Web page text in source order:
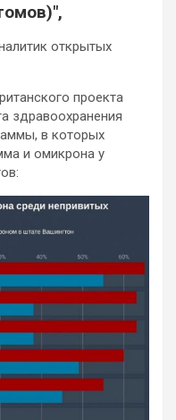
открытых
проекта
здравоохранения
в которых
и омикрона у